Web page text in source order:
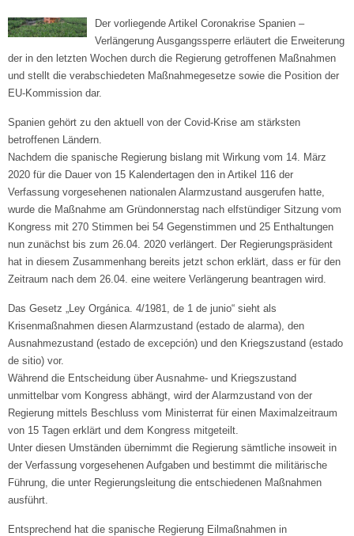
Der vorliegende Artikel Coronakrise Spanien –
Verlängerung Ausgangssperre erläutert die Erweiterung
der in den letzten Wochen durch die Regierung getroffenen Maßnahmen
und stellt die verabschiedeten Maßnahmegesetze sowie die Position der
EU-Kommission dar.
Spanien gehört zu den aktuell von der Covid-Krise am stärksten
betroffenen Ländern.
Nachdem die spanische Regierung bislang mit Wirkung vom 14. März
2020 für die Dauer von 15 Kalendertagen den in Artikel 116 der
Verfassung vorgesehenen nationalen Alarmzustand ausgerufen hatte,
wurde die Maßnahme am Gründonnerstag nach elfstündiger Sitzung vom
Kongress mit 270 Stimmen bei 54 Gegenstimmen und 25 Enthaltungen
nun zunächst bis zum 26.04. 2020 verlängert. Der Regierungspräsident
hat in diesem Zusammenhang bereits jetzt schon erklärt, dass er für den
Zeitraum nach dem 26.04. eine weitere Verlängerung beantragen wird.
Das Gesetz „Ley Orgánica. 4/1981, de 1 de junio“ sieht als
Krisenmaßnahmen diesen Alarmzustand (estado de alarma), den
Ausnahmezustand (estado de excepción) und den Kriegszustand (estado
de sitio) vor.
Während die Entscheidung über Ausnahme- und Kriegszustand
unmittelbar vom Kongress abhängt, wird der Alarmzustand von der
Regierung mittels Beschluss vom Ministerrat für einen Maximalzeitraum
von 15 Tagen erklärt und dem Kongress mitgeteilt.
Unter diesen Umständen übernimmt die Regierung sämtliche insoweit in
der Verfassung vorgesehenen Aufgaben und bestimmt die militärische
Führung, die unter Regierungsleitung die entschiedenen Maßnahmen
ausführt.
Entsprechend hat die spanische Regierung Eilmaßnahmen in